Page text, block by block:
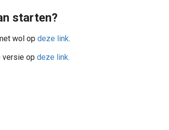
starten?
wol op deze link.
versie op deze link.